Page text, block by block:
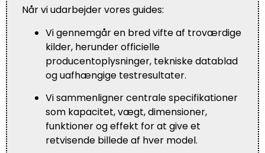
Når vi udarbejder vores guides:
Vi gennemgår en bred vifte af troværdige
kilder, herunder officielle
producentoplysninger, tekniske datablad
og uafhængige testresultater.
Vi sammenligner centrale specifikationer
som kapacitet, vægt, dimensioner,
funktioner og effekt for at give et
retvisende billede af hver model.